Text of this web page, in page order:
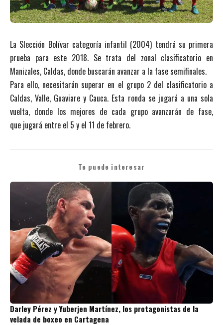
La Slección Bolívar categoría infantil (2004) tendrá su primera
prueba para este 2018. Se trata del zonal clasificatorio en
Manizales, Caldas, donde buscarán avanzar a la fase semifinales.
Para ello, necesitarán superar en el grupo 2 del clasificatorio a
Caldas, Valle, Guaviare y Cauca. Esta ronda se jugará a una sola
vuelta, donde los mejores de cada grupo avanzarán de fase,
que jugará entre el 5 y el 11 de febrero.
Te puede interesar
Darley Pérez y Yuberjen Martínez, los protagonistas de la
velada de boxeo en Cartagena